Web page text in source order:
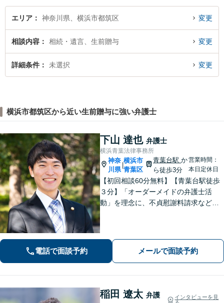
個人法務まで幅広い分野の対
応が可能です。
エリア 神奈川県、横浜市都筑区 変更
相談内容 相続・遺言、生前贈与 変更
詳細条件 未選択 変更
横浜市都筑区から近い生前贈与に強い弁護士
下山 達也 弁護士
横浜青葉法律事務所
神奈
川県
横浜市
青葉区
青葉台駅か
ら徒歩3分
営業時間：
本日定休日
【初回相談60分無料】【青葉台駅徒歩
３分】「オーダーメイドの弁護士活
動」を理念に、不貞慰謝料請求などの
債務整理は何度でも相談無料【夜間・
土日相談可】
電話で面談予約 メールで面談予約
稲田 遼太 弁護
インタビューを見